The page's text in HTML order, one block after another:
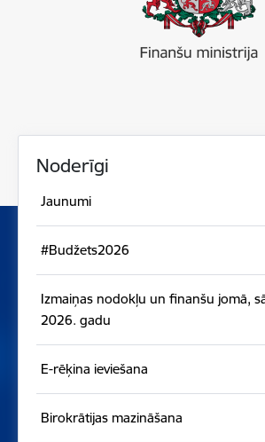
Noderīgi
Jaunumi
#Budžets2026
Izmaiņas nodokļu un finanšu jomā,
2026. gadu
E-rēķina ieviešana
Birokrātijas mazināšana